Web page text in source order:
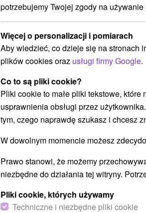
9,5
Pełne
potrzebujemy Twojej zgody na
Więcej o personalizacji i pomiarach
Aby wiedzieć, co dzieje się na stronach
plików cookies oraz usługi firmy Google.
Co to są pliki cookie?
Pliki cookie to małe pliki tekstowe,
usprawnienia obsługi przez
tym, czego naprawdę szukasz i chcesz
W dowolnym momencie możesz
Prawo stanowi, że możemy
niezbędne do działania tej witryny.
Pliki cookie, których używamy
Techniczne i niezbędne pliki cookie